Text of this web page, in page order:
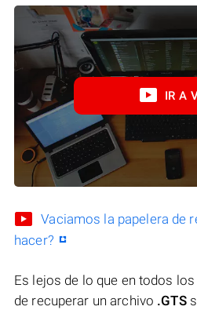
IR A
Vaciamos la papelera de
hacer?
Es lejos de lo que en todos
de recuperar un archivo .GTS